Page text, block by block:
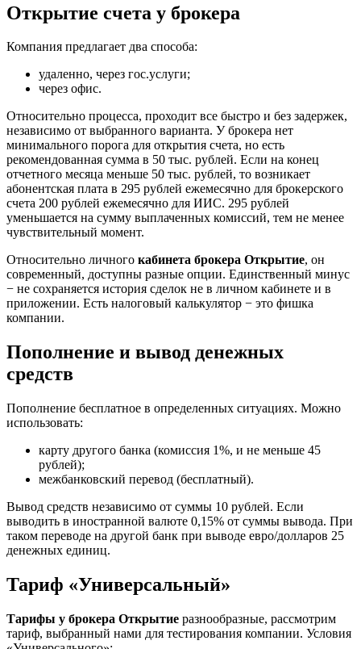
Открытие счета у брокера
Компания предлагает два способа:
удаленно, через гос.услуги;
через офис.
Относительно процесса, проходит все быстро и без задержек,
независимо от выбранного варианта. У брокера нет
минимального порога для открытия счета, но есть
рекомендованная сумма в 50 тыс. рублей. Если на конец
отчетного месяца меньше 50 тыс. рублей, то возникает
абонентская плата в 295 рублей ежемесячно для брокерского
счета 200 рублей ежемесячно для ИИС. 295 рублей
уменьшается на сумму выплаченных комиссий, тем не менее
чувствительный момент.
Относительно личного кабинета брокера Открытие, он
современный, доступны разные опции. Единственный минус
− не сохраняется история сделок не в личном кабинете и в
приложении. Есть налоговый калькулятор − это фишка
компании.
Пополнение и вывод денежных
средств
Пополнение бесплатное в определенных ситуациях. Можно
использовать:
карту другого банка (комиссия 1%, и не меньше 45
рублей);
межбанковский перевод (бесплатный).
Вывод средств независимо от суммы 10 рублей. Если
выводить в иностранной валюте 0,15% от суммы вывода. При
таком переводе на другой банк при выводе евро/долларов 25
денежных единиц.
Тариф «Универсальный»
Тарифы у брокера Открытие разнообразные, рассмотрим
тариф, выбранный нами для тестирования компании. Условия